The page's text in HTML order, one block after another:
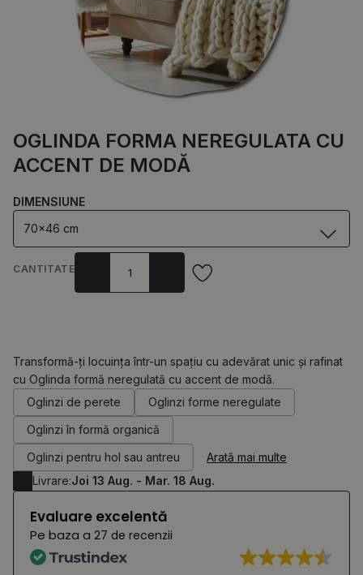
OGLINDA FORMA NEREGULATA CU
ACCENT DE MODĂ
DIMENSIUNE
70x46 cm
CANTITATE
0.00RON
Transformă-ți locuința într-un spațiu cu adevărat unic și rafinat
cu Oglinda formă neregulată cu accent de modă.
Oglinzi de perete
Oglinzi forme neregulate
Oglinzi în formă organică
Oglinzi pentru hol sau antreu
Arată mai multe
Livrare:Joi 13 Aug. - Mar. 18 Aug.
Evaluare excelentă
Pe baza a 27 de recenzii